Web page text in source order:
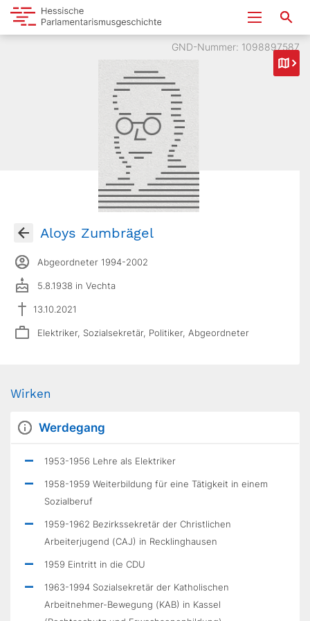
GND-Nummer: 1098897587
Aloys Zumbrägel
Abgeordneter 1994-2002
5.8.1938 in Vechta
13.10.2021
Elektriker, Sozialsekretär, Politiker, Abgeordneter
Wirken
Werdegang
1953-1956 Lehre als Elektriker
1958-1959 Weiterbildung für eine Tätigkeit in einem
Sozialberuf
1959-1962 Bezirkssekretär der Christlichen
Arbeiterjugend (CAJ) in Recklinghausen
1959 Eintritt in die CDU
1963-1994 Sozialsekretär der Katholischen
Arbeitnehmer-Bewegung (KAB) in Kassel